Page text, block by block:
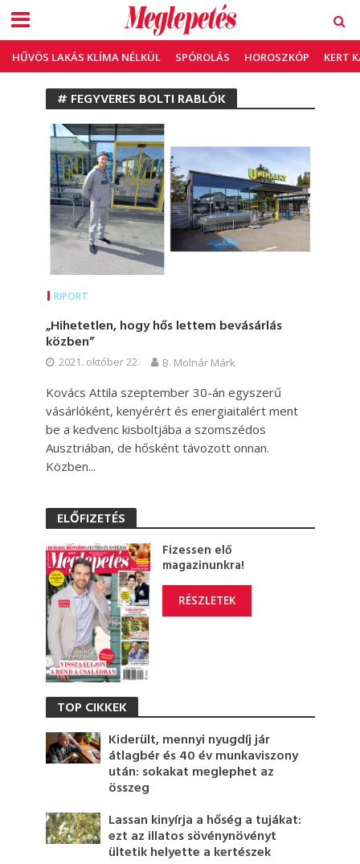
HŰVÖS LAKÁS KLÍMA NÉLKÜL SPÓROLÁS HOROSZKÓP KERT
# FEGYVERES BOLTI RABLÓK
RIPORT
„Hihetetlen, hogy hős lettem bevásárlás
közben”
2021. október 22. B. Molnár Márk
Kovács Attila szeptember 30-án egyszerű
vásárlóként, kenyérért és energiaitalért ment
be a kedvenc kisboltjába a szomszédos
Ausztriában, de hősként távozott onnan.
Közben...
ELŐFIZETÉS
Fizessen elő
magazinunkra!
RÉSZLETEK
TOP CIKKEK
Kiderült, mennyi nyugdíj jár
átlagbér és 40 év munkaviszony
után: sokakat meglephet az
összeg
Lassan kinyírja a hőség a tujákat:
ezt az illatos sövénynövényt
ültetik helyette a kertészek